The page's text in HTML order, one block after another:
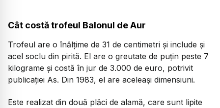
Cât costă trofeul Balonul de Aur
Trofeul are o înălțime de 31 de centimetri și include și
acel soclu din pirită. El are o greutate de puțin peste 7
kilograme și costă în jur de 3.000 de euro, potrivit
publicației As. Din 1983, el are aceleași dimensiuni.
Este realizat din două plăci de alamă, care sunt lipite